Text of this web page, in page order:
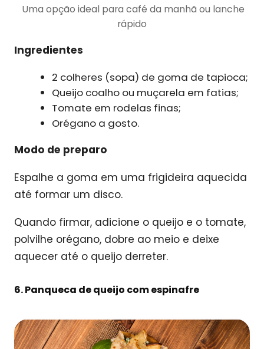
Uma opção ideal para café da manhã ou lanche
rápido
Ingredientes
2 colheres (sopa) de goma de tapioca;
Queijo coalho ou muçarela em fatias;
Tomate em rodelas finas;
Orégano a gosto.
Modo de preparo
Espalhe a goma em uma frigideira aquecida
até formar um disco.
Quando firmar, adicione o queijo e o tomate,
polvilhe orégano, dobre ao meio e deixe
aquecer até o queijo derreter.
6. Panqueca de queijo com espinafre